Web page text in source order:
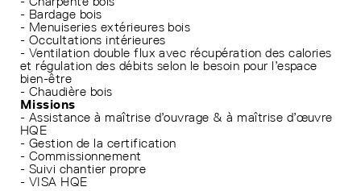
- Bardage bois
- Menuiseries extérieures bois
- Occultations intérieures
- Ventilation double flux avec récupération des calories
et régulation des débits selon le besoin pour l’espace
bien-être
- Chaudière bois
Missions
- Assistance à maîtrise d’ouvrage & à maîtrise d’œuvre
HQE
- Gestion de la certification
- Commissionnement
- Suivi chantier propre
- VISA HQE